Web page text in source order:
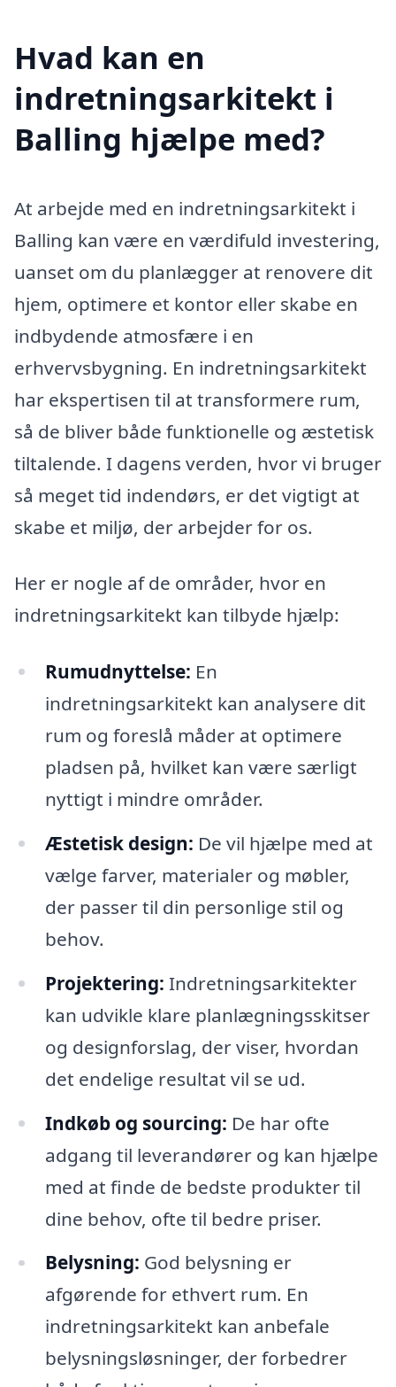
Hvad kan en
indretningsarkitekt i
Balling hjælpe med?
At arbejde med en indretningsarkitekt i
Balling kan være en værdifuld investering,
uanset om du planlægger at renovere dit
hjem, optimere et kontor eller skabe en
indbydende atmosfære i en
erhvervsbygning. En indretningsarkitekt
har ekspertisen til at transformere rum,
så de bliver både funktionelle og æstetisk
tiltalende. I dagens verden, hvor vi bruger
så meget tid indendørs, er det vigtigt at
skabe et miljø, der arbejder for os.
Her er nogle af de områder, hvor en
indretningsarkitekt kan tilbyde hjælp:
Rumudnyttelse: En
indretningsarkitekt kan analysere dit
rum og foreslå måder at optimere
pladsen på, hvilket kan være særligt
nyttigt i mindre områder.
Æstetisk design: De vil hjælpe med at
vælge farver, materialer og møbler,
der passer til din personlige stil og
behov.
Projektering: Indretningsarkitekter
kan udvikle klare planlægningsskitser
og designforslag, der viser, hvordan
det endelige resultat vil se ud.
Indkøb og sourcing: De har ofte
adgang til leverandører og kan hjælpe
med at finde de bedste produkter til
dine behov, ofte til bedre priser.
Belysning: God belysning er
afgørende for ethvert rum. En
indretningsarkitekt kan anbefale
belysningsløsninger, der forbedrer